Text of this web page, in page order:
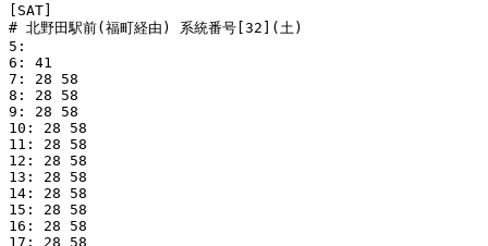
[SAT]
# 北野田駅前(福町経由) 系統番号[32](土)
5:
6: 41
7: 28 58
8: 28 58
9: 28 58
10: 28 58
11: 28 58
12: 28 58
13: 28 58
14: 28 58
15: 28 58
16: 28 58
17: 28 58